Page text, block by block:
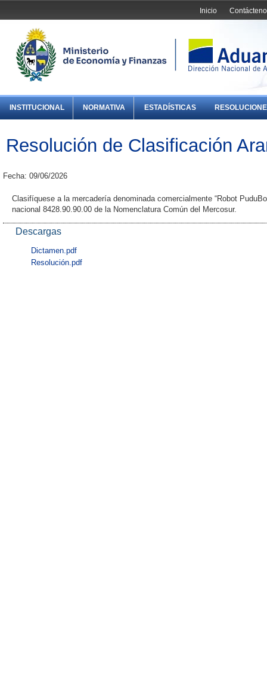
Inicio
INSTITUCIONAL NORMATIVA ESTADÍSTICAS
Resolución de Clasificación
Fecha: 09/06/2026
Clasifíquese a la mercadería denominada comercialmente “Robot
nacional 8428.90.90.00 de la Nomenclatura Común del Mercosur.
Descargas
Dictamen.pdf
Resolución.pdf